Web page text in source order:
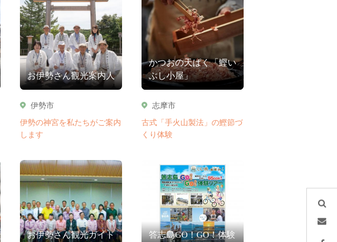
お伊勢さん観光案内人
伊勢市
伊勢の神宮を私たちがご案内
します
かつおの天ぱく「鰹い
ぶし小屋」
志摩市
古式「手火山製法」の鰹節づ
くり体験
お伊勢さん観光ガイド
答志島GO！GO！体験